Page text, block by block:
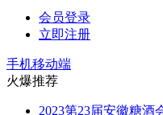
会员登录
立即注册
手机移动端
火爆推荐
2023第23届安徽糖